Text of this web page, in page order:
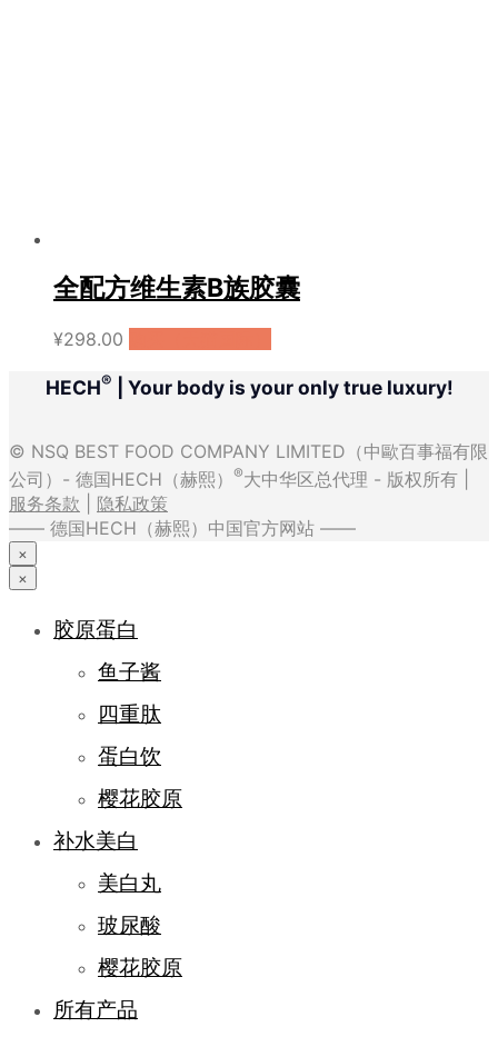
全配方维生素B族胶囊
¥298.00
HECH® | Your body is your only true luxury!
© NSQ BEST FOOD COMPANY LIMITED（中歐百事福有限
公司）- 德国HECH（赫熙）
®大中华区总代理 - 版权所有 |
服务条款
隐私政策
—— 德国HECH（赫熙）中国官方网站 ——
×
×
胶原蛋白
鱼子酱
四重肽
蛋白饮
樱花胶原
补水美白
美白丸
玻尿酸
樱花胶原
所有产品